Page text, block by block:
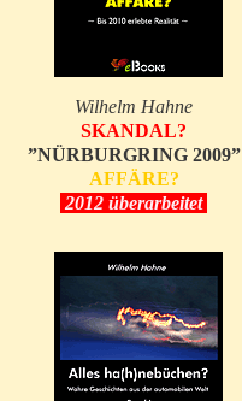
Wilhelm Hahne
SKANDAL?
”NÜRBURGRING 2009”
AFFÄRE?
2012 überarbeitet